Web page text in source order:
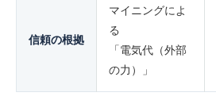
信頼の根拠
マイニングによ
る
「電気代（外部
の力）」